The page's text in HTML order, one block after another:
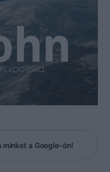
a Google-ön!